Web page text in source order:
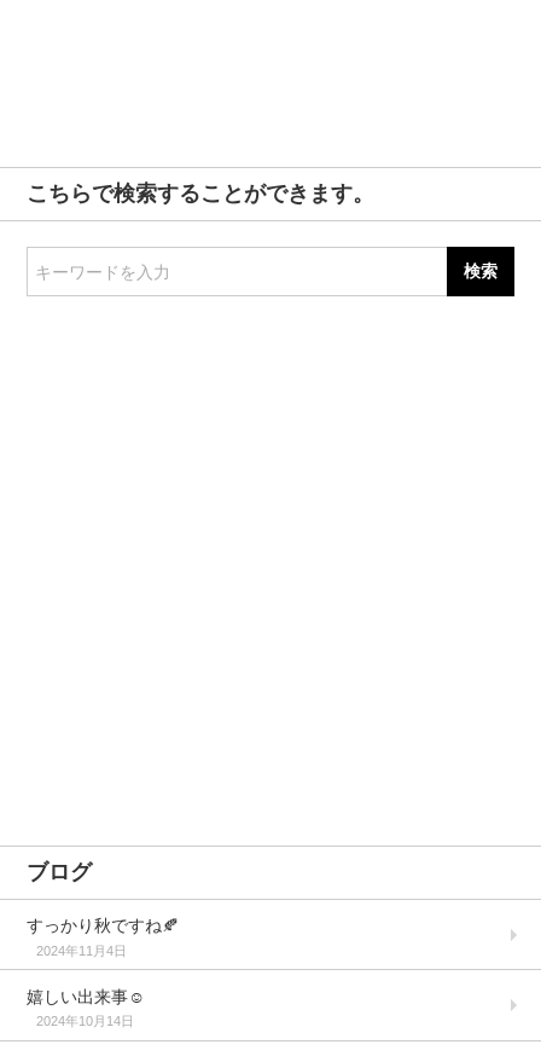
こちらで検索することができます。
キーワードを入力
ブログ
すっかり秋ですね🍂
2024年11月4日
嬉しい出来事☺️
2024年10月14日